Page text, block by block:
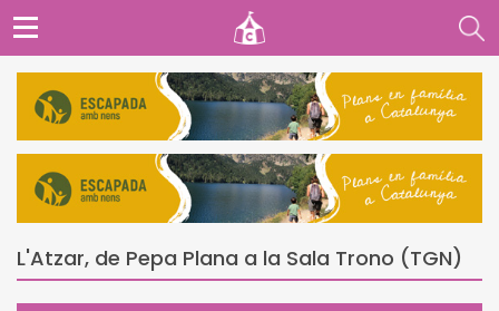
L'Atzar, de Pepa Plana a la Sala Trono (TGN)